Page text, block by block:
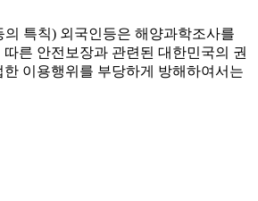
의 특칙) 외국인등은 해양과학조사를
른 안전보장과 관련된 대한민국의 권
이용행위를 부당하게 방해하여서는